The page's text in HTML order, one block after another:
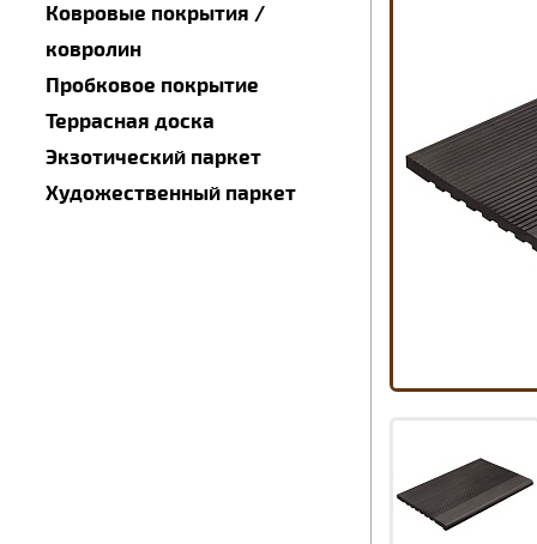
Ковровые покрытия /
ковролин
Пробковое покрытие
Террасная доска
Экзотический паркет
Художественный паркет